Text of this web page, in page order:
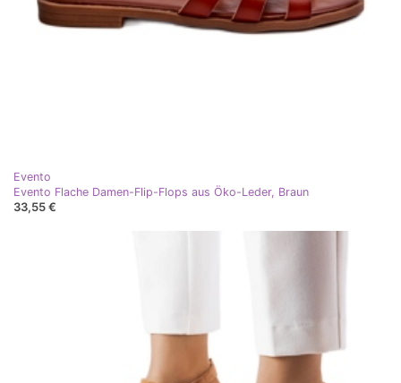
Evento
Evento Flache Damen-Flip-Flops aus Öko-Leder, Braun
33,55 €